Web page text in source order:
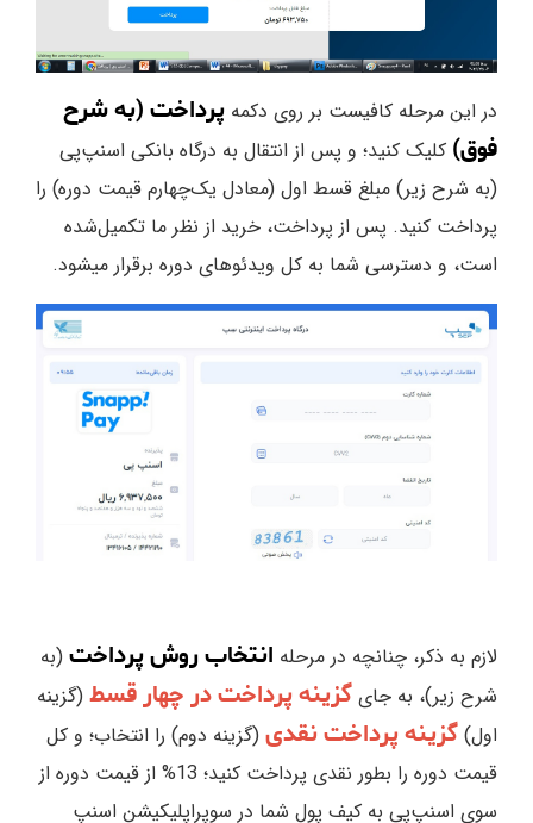
در این مرحله کافیست بر روی دکمه پرداخت (به شرح
فوق) کلیک کنید؛ و پس از انتقال به درگاه بانکی اسنپ‌پی
(به شرح زیر) مبلغ قسط اول (معادل یک‌چهارم قیمت دوره) را
پرداخت کنید. پس از پرداخت، خرید از نظر ما تکمیل‌شده
است، و دسترسی شما به کل ویدئوهای دوره برقرار میشود.
لازم به ذکر، چنانچه در مرحله انتخاب روش پرداخت (به
شرح زیر)، به جای گزینه پرداخت در چهار قسط (گزینه
اول) گزینه پرداخت نقدی (گزینه دوم) را انتخاب؛ و کل
قیمت دوره را بطور نقدی پرداخت کنید؛ 13% از قیمت دوره از
سوی اسنپ‌پی به کیف پول شما در سوپراپلیکیشن اسنپ